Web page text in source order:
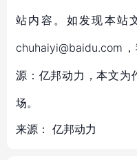
站内容。如发现本站
chuhaiyi@baidu.com
源：亿邦动力，本文为
场。
来源： 亿邦动力